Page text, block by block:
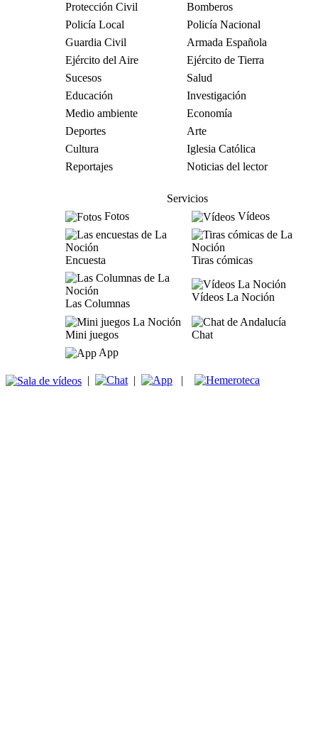
Protección Civil
Bomberos
Policía Local
Policía Nacional
Guardia Civil
Armada Española
Ejército del Aire
Ejército de Tierra
Sucesos
Salud
Educación
Investigación
Medio ambiente
Economía
Deportes
Arte
Cultura
Iglesia Católica
Reportajes
Noticias del lector
Servicios
Fotos
Vídeos
Encuesta Tiras cómicas
Las Columnas
Vídeos La Noción
Mini juegos
Chat
App
| | |